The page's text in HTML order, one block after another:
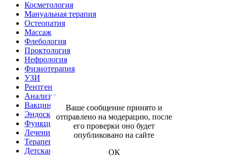
Косметология
Мануальная терапия
Остеопатия
Массаж
Флебология
Проктология
Нефрология
Физиотерапия
УЗИ
Рентген
Анализы
Вакцинация
Эндоскопия
Функциональная диагностика
Лечение зубов под микроскопом
Терапевтическая стоматология
Детская стоматология
Ваше сообщение принято и
отправлено на модерацию, после
его проверки оно будет
опубликовано на сайте
ОК